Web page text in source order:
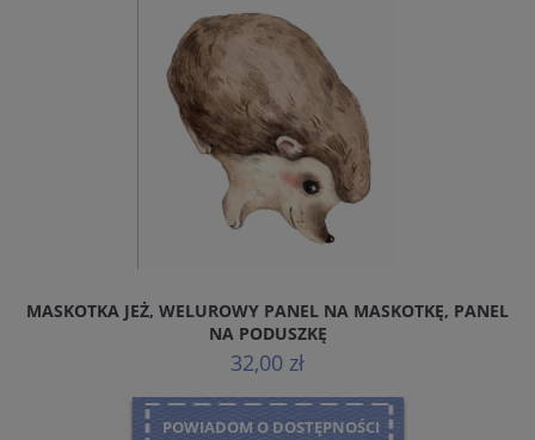
MASKOTKA JEŻ, WELUROWY PANEL NA MASKOTKĘ, PANEL
NA PODUSZKĘ
32,00 zł
POWIADOM O DOSTĘPNOŚCI